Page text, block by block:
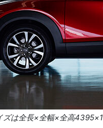
ズは全長×全幅×全高4395×